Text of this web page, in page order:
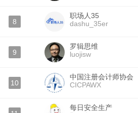
8
职场人35
dashu_35er
9
罗辑思维
luojisw
10
中国注册会计师协会
CICPAWX
每日安全生产